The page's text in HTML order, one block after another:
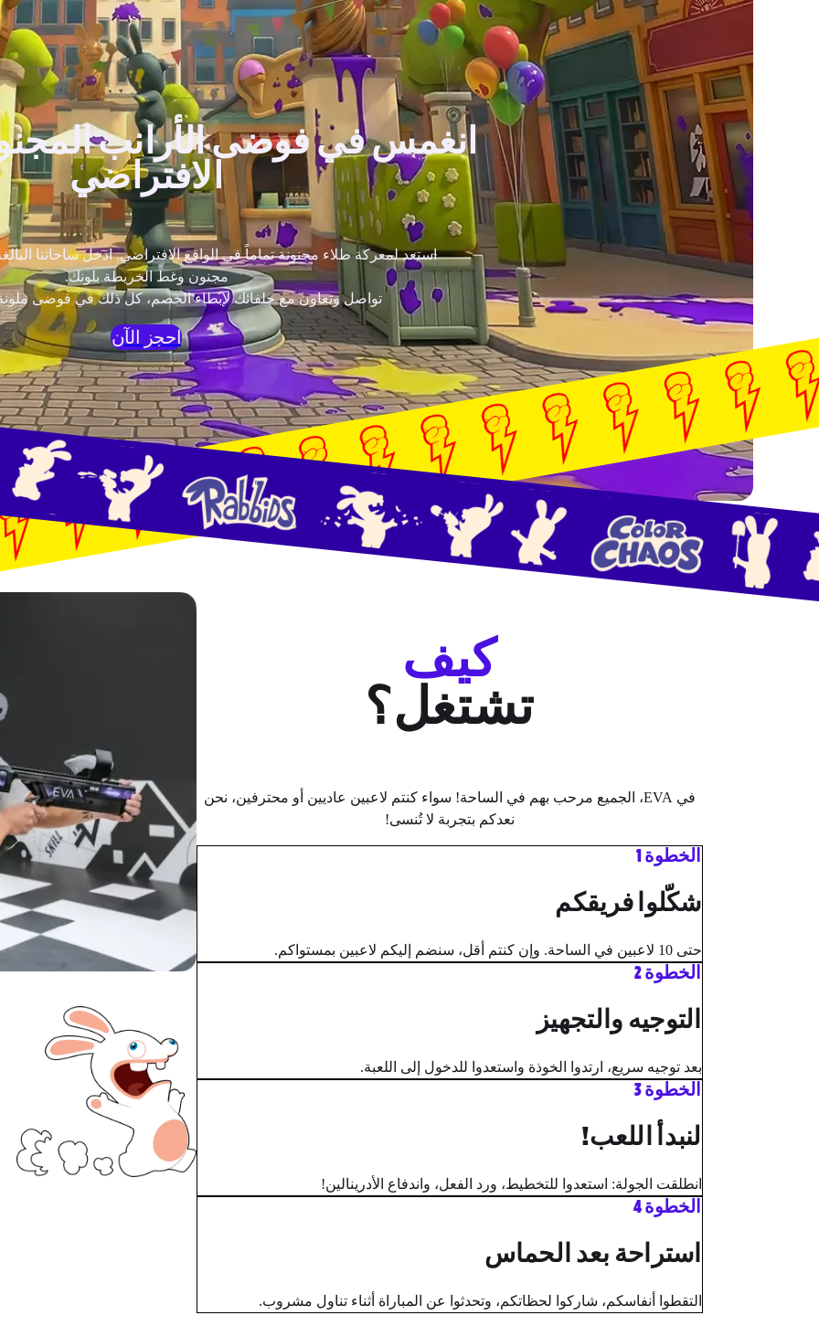
انغمس في فوضى الأرانب
الافتراضي
مجنون وغطِّ الخريطة بلونك.
تواصل وتعاون مع حلفائك لإبطاء الخصم، كل ذلك في فوضى
احجز الآن
كيف
تشتغل؟
في EVA، الجميع مرحب بهم في الساحة! سواء كنتم لاعبين عاديين أو محترفين، نحن
نعدكم بتجربة لا تُنسى!
الخطوة 1
شكّلوا فريقكم
حتى 10 لاعبين في الساحة. وإن كنتم أقل، سنضم إليكم لاعبين بمستواكم.
الخطوة 2
التوجيه والتجهيز
بعد توجيه سريع، ارتدوا الخوذة واستعدوا للدخول إلى اللعبة.
الخطوة 3
لنبدأ اللعب!
انطلقت الجولة: استعدوا للتخطيط، ورد الفعل، واندفاع الأدرينالين!
الخطوة 4
استراحة بعد الحماس
التقطوا أنفاسكم، شاركوا لحظاتكم، وتحدثوا عن المباراة أثناء تناول مشروب.